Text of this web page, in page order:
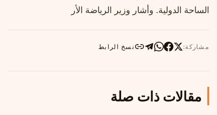
الساحة الدولية. وأشار وزير الرياضة الأر
مشاركة: نسخ الرابط
مقالات ذات صلة